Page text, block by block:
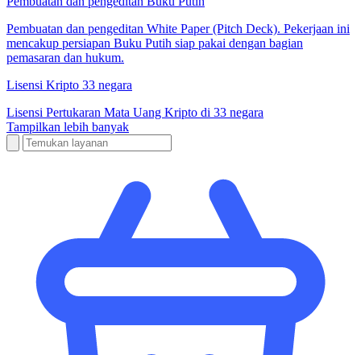
Pembuatan dan pengeditan White Paper (Pitch Deck). Pekerjaan ini
mencakup persiapan Buku Putih siap pakai dengan bagian
pemasaran dan hukum.
Lisensi Kripto 33 negara
Lisensi Pertukaran Mata Uang Kripto di 33 negara
Tampilkan lebih banyak